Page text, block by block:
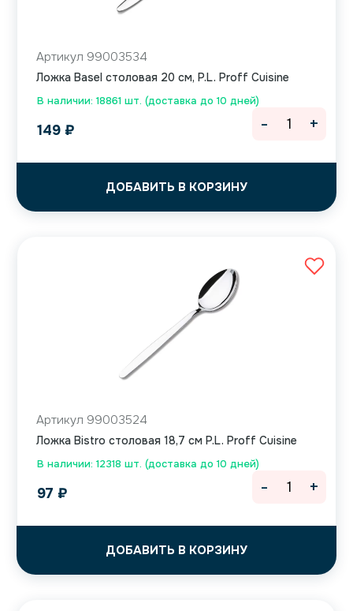
В наличии: 18861 шт. (доставка до 10 дней)
Артикул 99003534
Ложка Basel столовая 20 см, P.L. Proff Cuisine
149 ₽
ДОБАВИТЬ В КОРЗИНУ
- +
В наличии: 12318 шт. (доставка до 10 дней)
Артикул 99003524
Ложка Bistro столовая 18,7 см P.L. Proff Cuisine
97 ₽
ДОБАВИТЬ В КОРЗИНУ
- +